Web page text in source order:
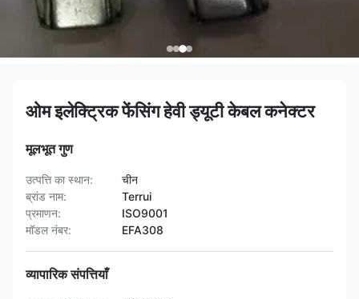
ओम इलेक्ट्रिक फेंसिंग हेवी ड्यूटी केबल कनेक्टर
मूलभूत गुण
उत्पत्ति का स्थान:
चीन
ब्रांड नाम:
Terrui
प्रमाणन:
ISO9001
मॉडल नंबर:
EFA308
व्यापारिक संपत्तियाँ